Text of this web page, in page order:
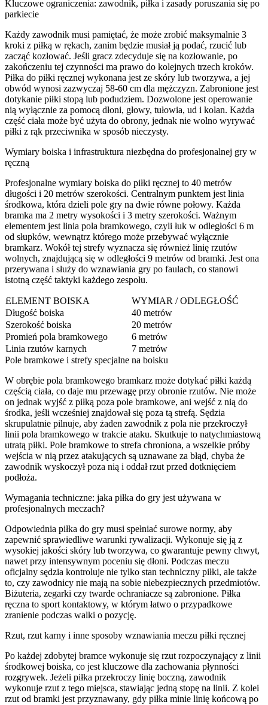
Kluczowe ograniczenia: zawodnik, piłka i zasady poruszania się po
parkiecie
Każdy zawodnik musi pamiętać, że może zrobić maksymalnie 3
kroki z piłką w rękach, zanim będzie musiał ją podać, rzucić lub
zacząć kozłować. Jeśli gracz zdecyduje się na kozłowanie, po
zakończeniu tej czynności ma prawo do kolejnych trzech kroków.
Piłka do piłki ręcznej wykonana jest ze skóry lub tworzywa, a jej
obwód wynosi zazwyczaj 58-60 cm dla mężczyzn. Zabronione jest
dotykanie piłki stopą lub podudziem. Dozwolone jest operowanie
nią wyłącznie za pomocą dłoni, głowy, tułowia, ud i kolan. Każda
część ciała może być użyta do obrony, jednak nie wolno wyrywać
piłki z rąk przeciwnika w sposób nieczysty.
Wymiary boiska i infrastruktura niezbędna do profesjonalnej gry w
ręczną
Profesjonalne wymiary boiska do piłki ręcznej to 40 metrów
długości i 20 metrów szerokości. Centralnym punktem jest linia
środkowa, która dzieli pole gry na dwie równe połowy. Każda
bramka ma 2 metry wysokości i 3 metry szerokości. Ważnym
elementem jest linia pola bramkowego, czyli łuk w odległości 6 m
od słupków, wewnątrz którego może przebywać wyłącznie
bramkarz. Wokół tej strefy wyznacza się również linię rzutów
wolnych, znajdującą się w odległości 9 metrów od bramki. Jest ona
przerywana i służy do wznawiania gry po faulach, co stanowi
istotną część taktyki każdego zespołu.
ELEMENT BOISKA
WYMIAR / ODLEGŁOŚĆ
Długość boiska
40 metrów
Szerokość boiska
20 metrów
Promień pola bramkowego
6 metrów
Linia rzutów karnych
7 metrów
Pole bramkowe i strefy specjalne na boisku
W obrębie pola bramkowego bramkarz może dotykać piłki każdą
częścią ciała, co daje mu przewagę przy obronie rzutów. Nie może
on jednak wyjść z piłką poza pole bramkowe, ani wejść z nią do
środka, jeśli wcześniej znajdował się poza tą strefą. Sędzia
skrupulatnie pilnuje, aby żaden zawodnik z pola nie przekroczył
linii pola bramkowego w trakcie ataku. Skutkuje to natychmiastową
utratą piłki. Pole bramkowe to strefa chroniona, a wszelkie próby
wejścia w nią przez atakujących są uznawane za błąd, chyba że
zawodnik wyskoczył poza nią i oddał rzut przed dotknięciem
podłoża.
Wymagania techniczne: jaka piłka do gry jest używana w
profesjonalnych meczach?
Odpowiednia piłka do gry musi spełniać surowe normy, aby
zapewnić sprawiedliwe warunki rywalizacji. Wykonuje się ją z
wysokiej jakości skóry lub tworzywa, co gwarantuje pewny chwyt,
nawet przy intensywnym poceniu się dłoni. Podczas meczu
oficjalny sędzia kontroluje nie tylko stan techniczny piłki, ale także
to, czy zawodnicy nie mają na sobie niebezpiecznych przedmiotów.
Biżuteria, zegarki czy twarde ochraniacze są zabronione. Piłka
ręczna to sport kontaktowy, w którym łatwo o przypadkowe
zranienie podczas walki o pozycję.
Rzut, rzut karny i inne sposoby wznawiania meczu piłki ręcznej
Po każdej zdobytej bramce wykonuje się rzut rozpoczynający z linii
środkowej boiska, co jest kluczowe dla zachowania płynności
rozgrywek. Jeżeli piłka przekroczy linię boczną, zawodnik
wykonuje rzut z tego miejsca, stawiając jedną stopę na linii. Z kolei
rzut od bramki jest przyznawany, gdy piłka minie linię końcową po